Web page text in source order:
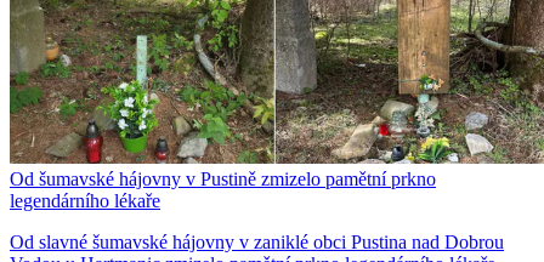
Od šumavské hájovny v Pustině zmizelo pamětní prkno
legendárního lékaře
Od slavné šumavské hájovny v zaniklé obci Pustina nad Dobrou